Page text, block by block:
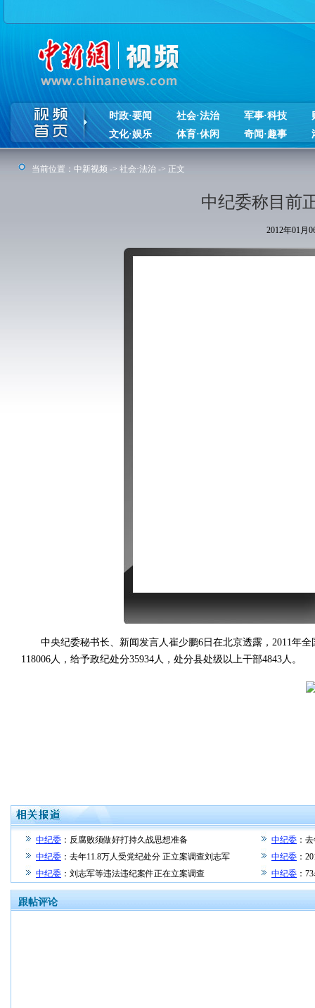
时政·要闻 社会·法治 军事·科技
文化·娱乐
体育·休闲 奇闻·趣事
当前位置： 中新视频 -> 社会·法治 -> 正文
中纪委称目前
2012年01月
中央纪委秘书长、新闻发言人崔少鹏6日在北京透露，2011年全
118006人，给予政纪处分35934人，处分县处级以上干部4843人。
中纪委 ：反腐败须做好打持久战思想准备 中纪委 ：
中纪委 ：去年11.8万人受党纪处分 正立案调查刘志军 中纪委 ：
中纪委 ：刘志军等违法违纪案件正在立案调查 中纪委 ：
跟帖评论